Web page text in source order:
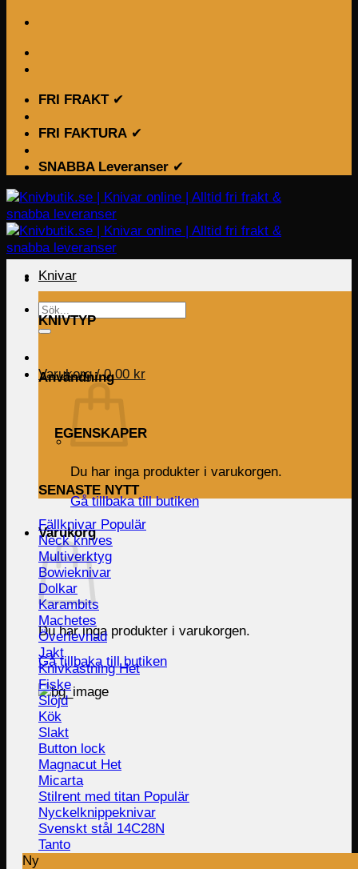
FRI FRAKT✔
FRI FAKTURA ✔
SNABBA Leveranser ✔
Sök
efter:
Varukorg /0.00 kr
Du har inga produkter i varukorgen.
Gå tillbaka till butiken
Varukorg
Du har inga produkter i varukorgen.
Gå tillbaka till butiken
Knivar
KNIVTYP
Användning
EGENSKAPER
SENASTE NYTT
Fällknivar
Neck knives
Multiverktyg
Bowieknivar
Dolkar
Karambits
Machetes
Överlevnad
Jakt
Knivkastning
Fiske
Slöjd
Kök
Slakt
Button lock
Magnacut
Micarta
Stilrent med titan
Nyckelknippeknivar
Svenskt stål 14C28N
Tanto
Ny